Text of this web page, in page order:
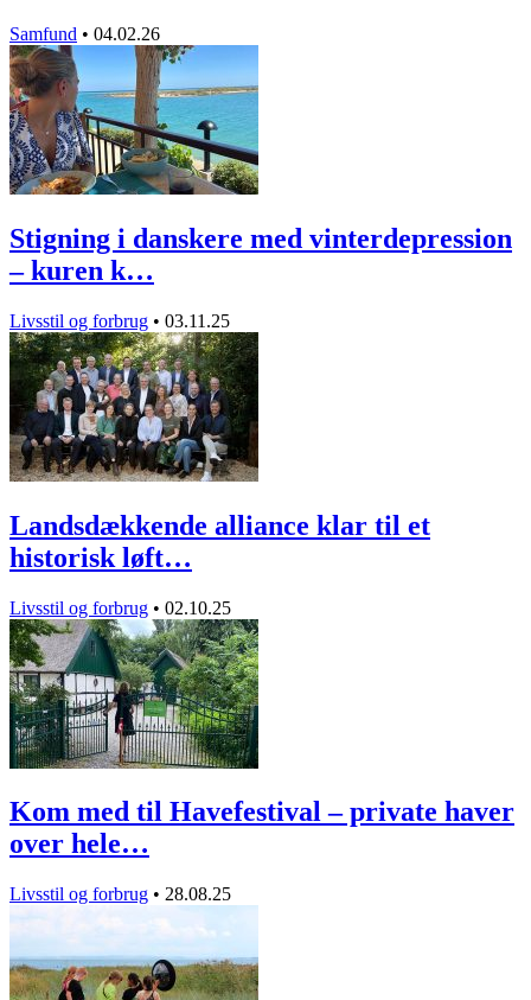
Samfund • 04.02.26
Stigning i danskere med vinterdepression
– kuren k…
Livsstil og forbrug • 03.11.25
Landsdækkende alliance klar til et
historisk løft…
Livsstil og forbrug • 02.10.25
Kom med til Havefestival – private haver
over hele…
Livsstil og forbrug • 28.08.25